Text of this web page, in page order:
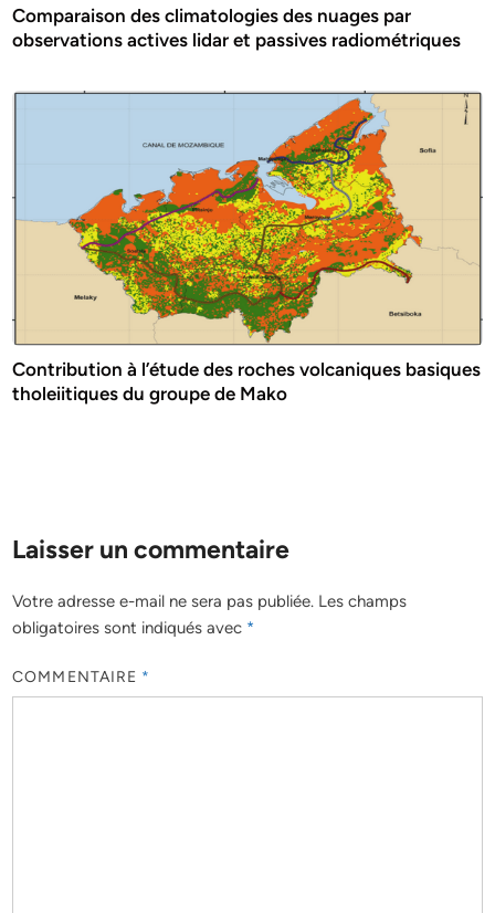
Comparaison des climatologies des nuages par
observations actives lidar et passives radiométriques
Contribution à l’étude des roches volcaniques basiques
tholeiitiques du groupe de Mako
Laisser un commentaire
Votre adresse e-mail ne sera pas publiée. Les champs
obligatoires sont indiqués avec *
COMMENTAIRE *